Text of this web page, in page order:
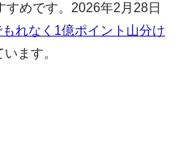
めです。2026年2月28日
れなく1億ポイント山分け
ます。